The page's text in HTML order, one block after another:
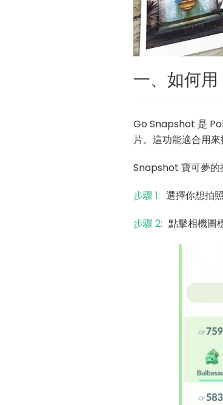
一、如何
Go Snapshot 是
片。這功能適合用
Snapshot 寶可夢的
步驟 1: 選擇你想拍
步驟 2: 點擊相機圖